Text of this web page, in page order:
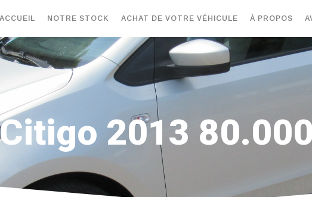
ACCUEIL NOTRE STOCK ACHAT DE VOTRE VÉHICULE À PROPOS
2013